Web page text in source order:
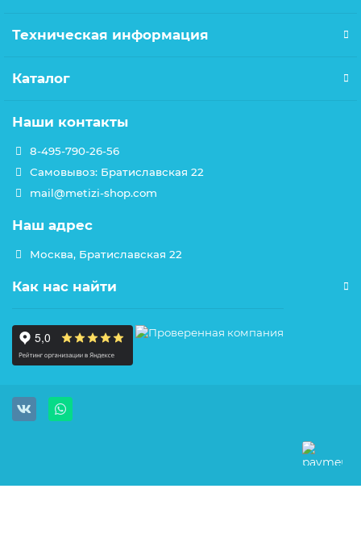
Техническая информация
Каталог
Наши контакты
8-495-790-26-56
Самовывоз: Братиславская 22
mail@metizi-shop.com
Наш адрес
Москва, Братиславская 22
Как нас найти